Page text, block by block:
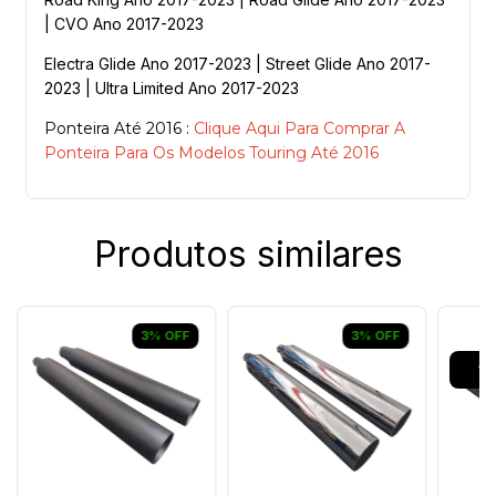
| CVO Ano 2017-2023
Electra Glide Ano 2017-2023 | Street Glide Ano 2017-
2023 | Ultra Limited Ano 2017-2023
Ponteira Até 2016 : Clique Aqui Para Comprar A
Ponteira Para Os Modelos Touring Até 2016
Produtos similares
3% OFF 3% OFF